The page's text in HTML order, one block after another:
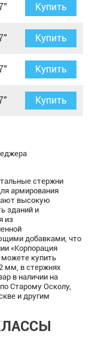
Купить
Купить
Купить
Купить
стержни
армирования
высокую
зданий и
из
добавками, что
«Корпорация
купить
мм, в стержнях
в наличии на
Старому Осколу,
и другим